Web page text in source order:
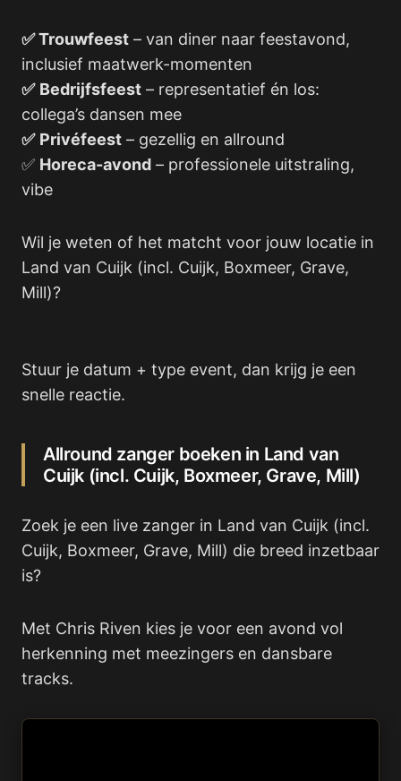
✅ Trouwfeest – van diner naar feestavond,
inclusief maatwerk-momenten
✅ Bedrijfsfeest – representatief én los:
collega’s dansen mee
✅ Privéfeest – gezellig en allround
✅ Horeca-avond – professionele uitstraling,
vibe
Wil je weten of het matcht voor jouw locatie in
Land van Cuijk (incl. Cuijk, Boxmeer, Grave,
Mill)?
Stuur je datum + type event, dan krijg je een
snelle reactie.
Allround zanger boeken in Land van
Cuijk (incl. Cuijk, Boxmeer, Grave, Mill)
Zoek je een live zanger in Land van Cuijk (incl.
Cuijk, Boxmeer, Grave, Mill) die breed inzetbaar
is?
Met Chris Riven kies je voor een avond vol
herkenning met meezingers en dansbare
tracks.